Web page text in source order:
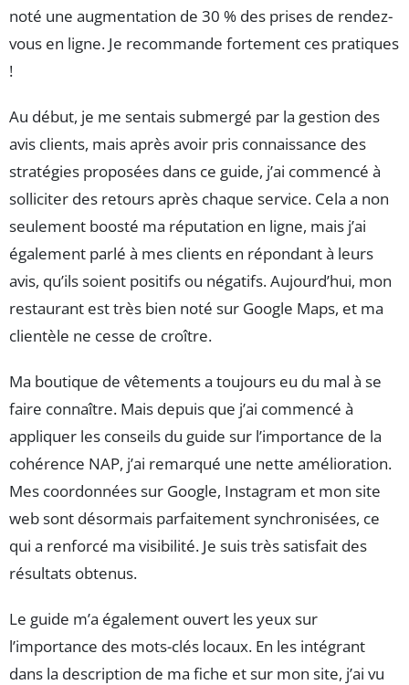
noté une augmentation de 30 % des prises de rendez-
vous en ligne. Je recommande fortement ces pratiques
!
Au début, je me sentais submergé par la gestion des
avis clients, mais après avoir pris connaissance des
stratégies proposées dans ce guide, j’ai commencé à
solliciter des retours après chaque service. Cela a non
seulement boosté ma réputation en ligne, mais j’ai
également parlé à mes clients en répondant à leurs
avis, qu’ils soient positifs ou négatifs. Aujourd’hui, mon
restaurant est très bien noté sur Google Maps, et ma
clientèle ne cesse de croître.
Ma boutique de vêtements a toujours eu du mal à se
faire connaître. Mais depuis que j’ai commencé à
appliquer les conseils du guide sur l’importance de la
cohérence NAP, j’ai remarqué une nette amélioration.
Mes coordonnées sur Google, Instagram et mon site
web sont désormais parfaitement synchronisées, ce
qui a renforcé ma visibilité. Je suis très satisfait des
résultats obtenus.
Le guide m’a également ouvert les yeux sur
l’importance des mots-clés locaux. En les intégrant
dans la description de ma fiche et sur mon site, j’ai vu